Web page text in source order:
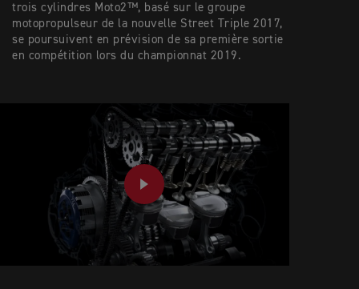
trois cylindres Moto2™, basé sur le groupe
motopropulseur de la nouvelle Street Triple 2017,
se poursuivent en prévision de sa première sortie
en compétition lors du championnat 2019.
PLAY